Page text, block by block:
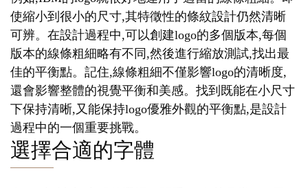
使縮小到很小的尺寸,其特徵性的條紋設計仍然清晰
可辨。在設計過程中,可以創建logo的多個版本,每個
版本的線條粗細略有不同,然後進行縮放測試,找出最
佳的平衡點。記住,線條粗細不僅影響logo的清晰度,
還會影響整體的視覺平衡和美感。找到既能在小尺寸
下保持清晰,又能保持logo優雅外觀的平衡點,是設計
過程中的一個重要挑戰。
選擇合適的字體